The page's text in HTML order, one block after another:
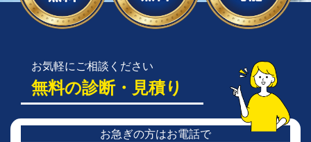
お気軽にご相談ください
無料の診断・見積り
お急ぎの方はお電話で